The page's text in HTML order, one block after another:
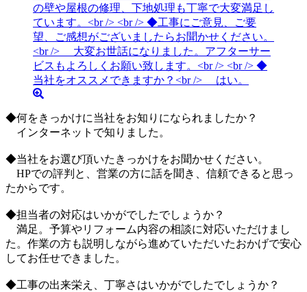
◆何をきっかけに当社をお知りになられましたか？
インターネットで知りました。
◆当社をお選び頂いたきっかけをお聞かせください。
HPでの評判と、営業の方に話を聞き、信頼できると思っ
たからです。
◆担当者の対応はいかがでしたでしょうか？
満足。予算やリフォーム内容の相談に対応いただけまし
た。作業の方も説明しながら進めていただいたおかげで安心
してお任せできました。
◆工事の出来栄え、丁寧さはいかがでしたでしょうか？